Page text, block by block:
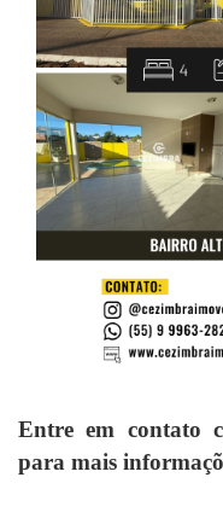
Entre em contato
para mais